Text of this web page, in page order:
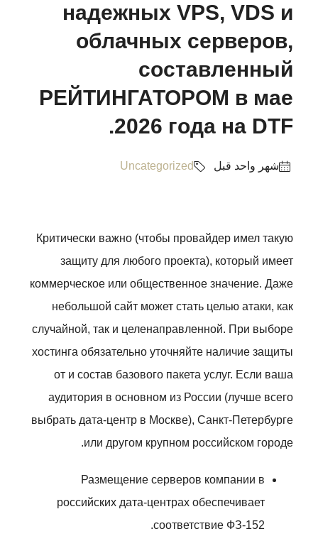
надежных VPS, VDS и
облачных серверов,
составленный
РЕЙТИНГАТОРОМ в мае
2026 года на DTF.
‏شهر واحد قبل Uncategorized
Критически важно (чтобы провайдер имел такую
защиту для любого проекта), который имеет
коммерческое или общественное значение. Даже
небольшой сайт может стать целью атаки, как
случайной, так и целенаправленной. При выборе
хостинга обязательно уточняйте наличие защиты
от и состав базового пакета услуг. Если ваша
аудитория в основном из России (лучше всего
выбрать дата-центр в Москве), Санкт-Петербурге
или другом крупном российском городе.
Размещение серверов компании в
российских дата-центрах обеспечивает
соответствие ФЗ-152.